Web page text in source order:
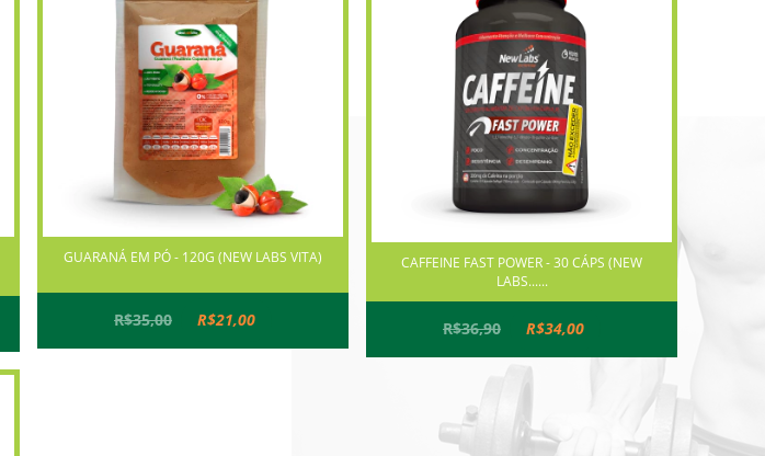
GUARANÁ EM PÓ - 120G (NEW LABS VITA)
R$35,00 R$21,00
CAFFEINE FAST POWER - 30 CÁPS (NEW
LABS......
R$36,90 R$34,00